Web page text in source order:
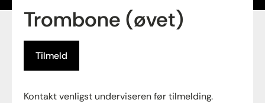
Trombone (øvet)
Tilmeld
Kontakt venligst underviseren før tilmelding.